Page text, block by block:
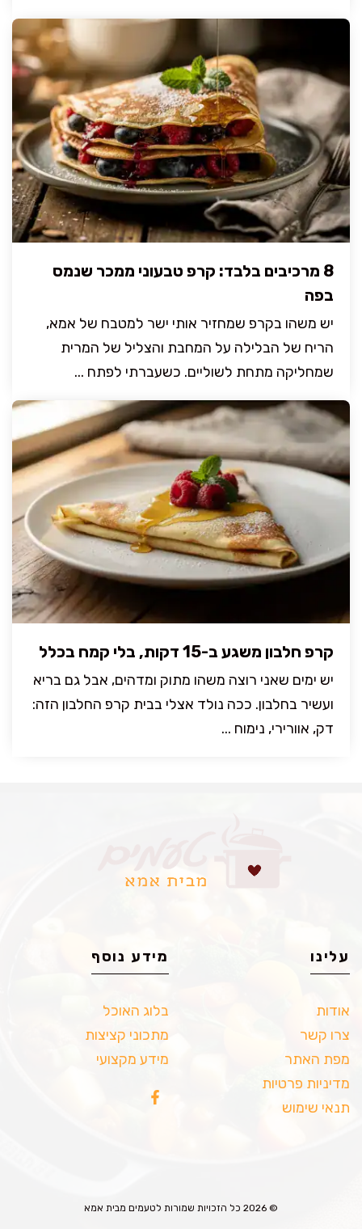
8 מרכיבים בלבד: קרפ טבעוני ממכר שנמס
בפה
יש משהו בקרפ שמחזיר אותי ישר למטבח של אמא,
הריח של הבלילה על המחבת והצליל של המרית
שמחליקה מתחת לשוליים. כשעברתי לפתח ...
קרפ חלבון משגע ב-15 דקות, בלי קמח בכלל
יש ימים שאני רוצה משהו מתוק ומדהים, אבל גם בריא
ועשיר בחלבון. ככה נולד אצלי בבית קרפ החלבון הזה:
דק, אוורירי, נימוח ...
עלינו
אודות
צרו קשר
מפת האתר
מדיניות פרטיות
תנאי שימוש
מידע נוסף
בלוג האוכל
מתכוני קציצות
מידע מקצועי
© 2026 כל הזכויות שמורות לטעמים מבית אמא